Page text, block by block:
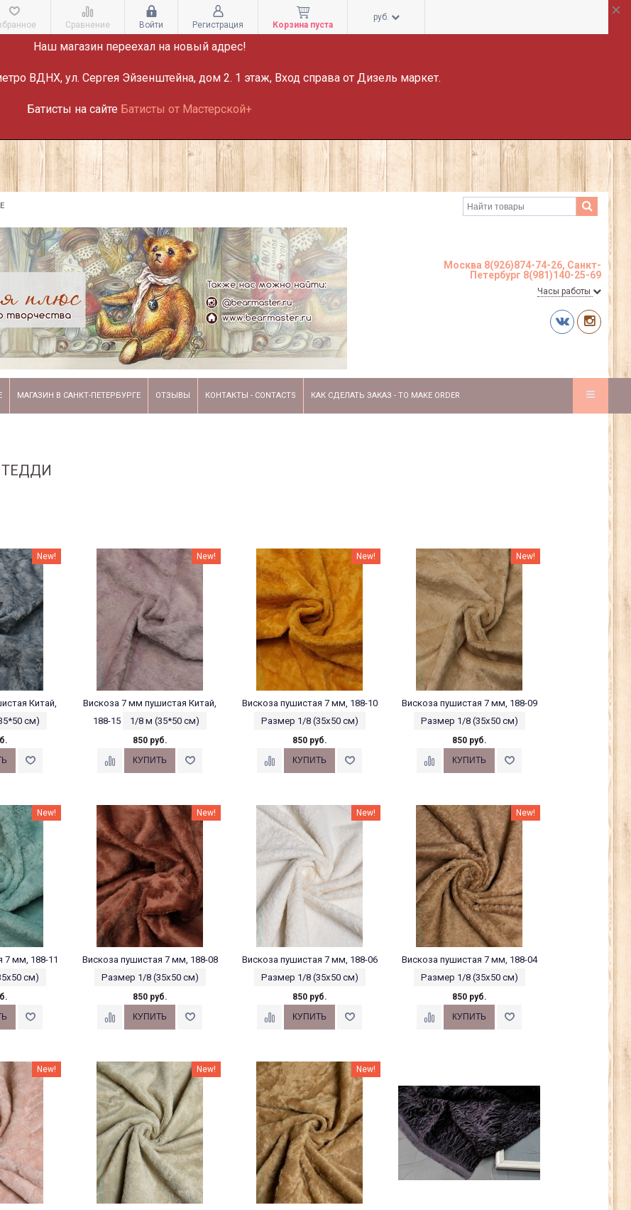
ВНИМАНИЕ!
Наш магазин переехал на новый адрес!
ВДНХ, ул. Сергея Эйзенштейна, дом 2. 1 этаж, Вход справа от Дизель маркет.
Батисты на сайте Батисты от Мастерской+
Сравнение Войти Регистрация Корзина пуста
руб.
Москва 8(926)874-74-26, Санкт-
Петербург 8(981)140-25-69
Часы работы
МАГАЗИН В САНКТ-ПЕТЕРБУРГЕ ОТЗЫВЫ КОНТАКТЫ - CONTACTS КАК СДЕЛАТЬ ЗАКАЗ - TO MAKE ORDER
New!
Китай,
см)
New!
Вискоза 7 мм пушистая Китай,
188-15
1/8 м (35*50 см)
850 руб.
New!
Вискоза пушистая 7 мм, 188-10
Размер 1/8 (35х50 см)
850 руб.
New!
Вискоза пушистая 7 мм, 188-09
Размер 1/8 (35х50 см)
850 руб.
New!
7 мм, 188-11
см)
New!
Вискоза пушистая 7 мм, 188-08
Размер 1/8 (35х50 см)
850 руб.
New!
Вискоза пушистая 7 мм, 188-06
Размер 1/8 (35х50 см)
850 руб.
New!
Вискоза пушистая 7 мм, 188-04
Размер 1/8 (35х50 см)
850 руб.
New! New! New!